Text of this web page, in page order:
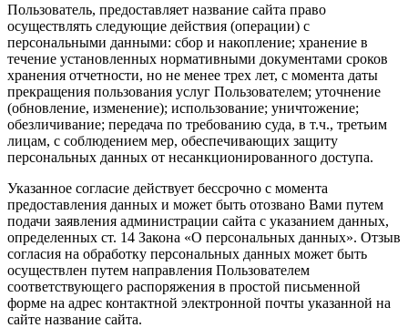
Пользователь, предоставляет название сайта право
осуществлять следующие действия (операции) с
персональными данными: сбор и накопление; хранение в
течение установленных нормативными документами сроков
хранения отчетности, но не менее трех лет, с момента даты
прекращения пользования услуг Пользователем; уточнение
(обновление, изменение); использование; уничтожение;
обезличивание; передача по требованию суда, в т.ч., третьим
лицам, с соблюдением мер, обеспечивающих защиту
персональных данных от несанкционированного доступа.
Указанное согласие действует бессрочно с момента
предоставления данных и может быть отозвано Вами путем
подачи заявления администрации сайта с указанием данных,
определенных ст. 14 Закона «О персональных данных». Отзыв
согласия на обработку персональных данных может быть
осуществлен путем направления Пользователем
соответствующего распоряжения в простой письменной
форме на адрес контактной электронной почты указанной на
сайте название сайта.